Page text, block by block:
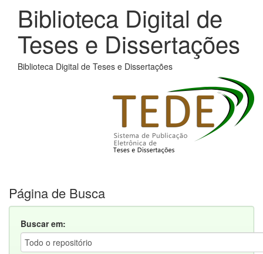
Biblioteca Digital de
Teses e Dissertações
Biblioteca Digital de Teses e Dissertações
Página de Busca
Buscar em: